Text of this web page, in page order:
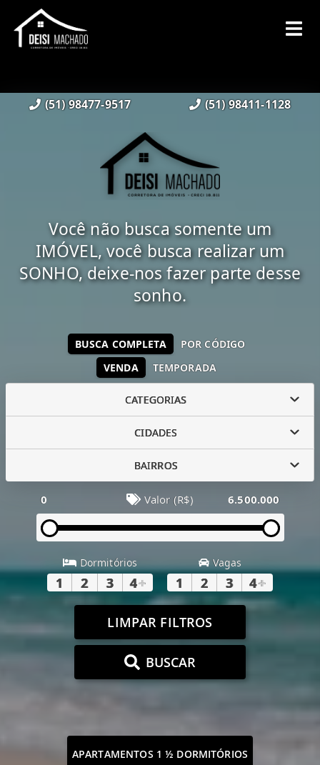
(51) 98477-9517 (51) 98411-1128
Você não busca somente um
IMÓVEL, você busca realizar um
SONHO, deixe-nos fazer parte desse
sonho.
VENDA TEMPORADA
BUSCA COMPLETA POR CÓDIGO
CATEGORIAS
CIDADES
BAIRROS
0 Valor (R$) 6.500.000
Dormitórios
1 2 3 4+
Vagas
1 2 3 4+
LIMPAR FILTROS
BUSCAR
APARTAMENTOS 1 ½ DORMITÓRIOS